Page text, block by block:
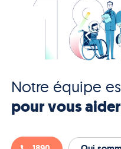
Notre équipe
pour vous aider